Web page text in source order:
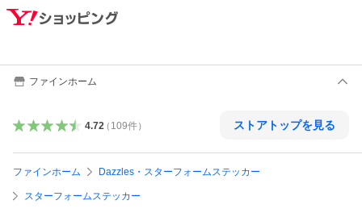
ファインホーム
4.72（ 109件） ストアトップを見る
ファインホーム Dazzles・スターフォームステッカー
スターフォームステッカー